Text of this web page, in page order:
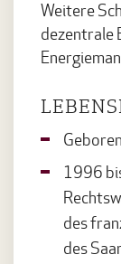
Weitere
dezentrale
1996
des
des